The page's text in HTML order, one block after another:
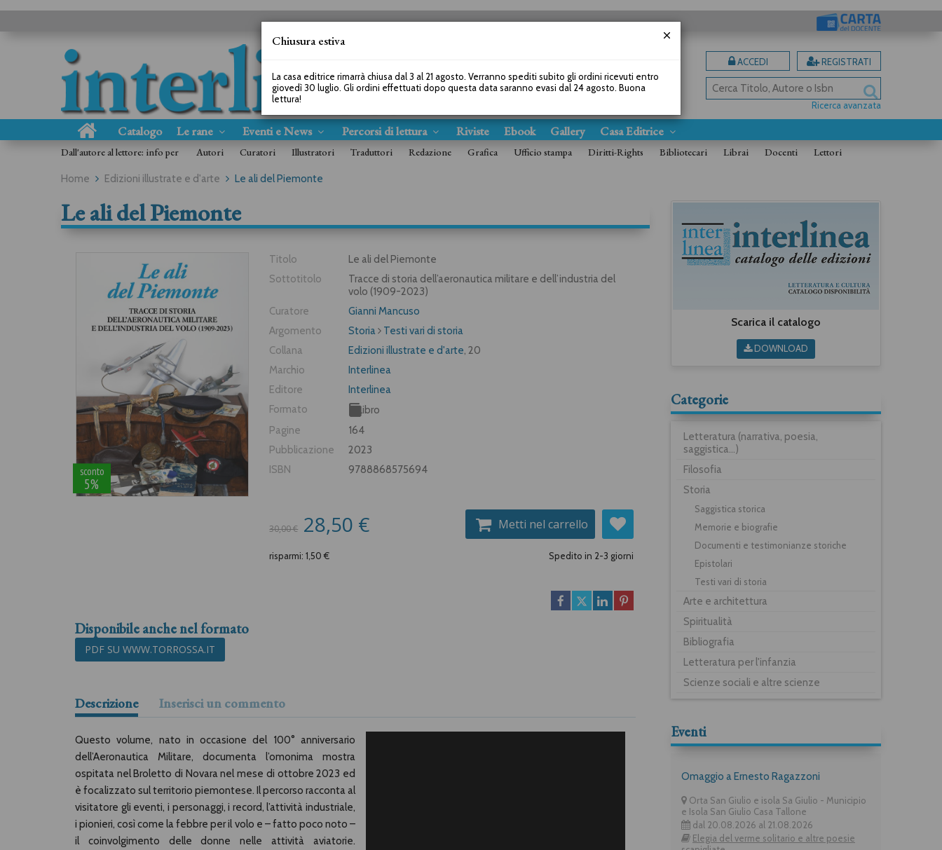
ACCEDI REGISTRATI
Ricerca avanzata
Catalogo Le rane Eventi e News Percorsi di lettura Riviste Ebook Gallery Casa Editrice
Dall'autore al lettore: info per Autori Curatori Illustratori Traduttori Redazione Grafica Ufficio stampa Diritti-Rights Bibliotecari Librai Docenti Lettori
Home Edizioni illustrate e d'arte Le ali del Piemonte
Le ali del Piemonte
sconto
5%
Titolo
Le ali del Piemonte
Sottotitolo
Tracce di storia dell’aeronautica militare e dell’industria del
volo (1909-2023)
Curatore
Gianni Mancuso
Argomento
Storia
Testi vari di storia
Collana
Edizioni illustrate e d'arte, 20
Marchio
Interlinea
Editore
Interlinea
Formato
Libro
Pagine
164
Pubblicazione
2023
ISBN
9788868575694
30,00 € 28,50 € Metti nel carrello
risparmi: 1,50 € Spedito in 2-3 giorni
Disponibile anche nel formato
PDF SU WWW.TORROSSA.IT
Descrizione Inserisci un commento
Questo volume, nato in occasione del 100° anniversario
dell’Aeronautica Militare, documenta l’omonima mostra
ospitata nel Broletto di Novara nel mese di ottobre 2023 ed
è focalizzato sul territorio piemontese. Il percorso racconta al
visitatore gli eventi, i personaggi, i record, l’attività industriale,
i pionieri, così come la febbre per il volo e – fatto poco noto –
il coinvolgimento delle donne nelle attività aviatorie.
Scarica il catalogo
DOWNLOAD
Categorie
Letteratura (narrativa, poesia,
saggistica...)
Filosofia
Storia
Saggistica storica
Memorie e biografie
Documenti e testimonianze storiche
Epistolari
Testi vari di storia
Arte e architettura
Spiritualità
Bibliografia
Letteratura per l'infanzia
Scienze sociali e altre scienze
Eventi
Omaggio a Ernesto Ragazzoni
Orta San Giulio e isola Sa Giulio - Municipio
e Isola San Giulio Casa Tallone
dal 20.08.2026 al 21.08.2026
Elegia del verme solitario e altre poesie
Chiusura estiva
La casa editrice rimarrà chiusa dal 3 al 21 agosto. Verranno spediti subito gli ordini ricevuti entro
giovedì 30 luglio. Gli ordini effettuati dopo questa data saranno evasi dal 24 agosto. Buona
lettura!